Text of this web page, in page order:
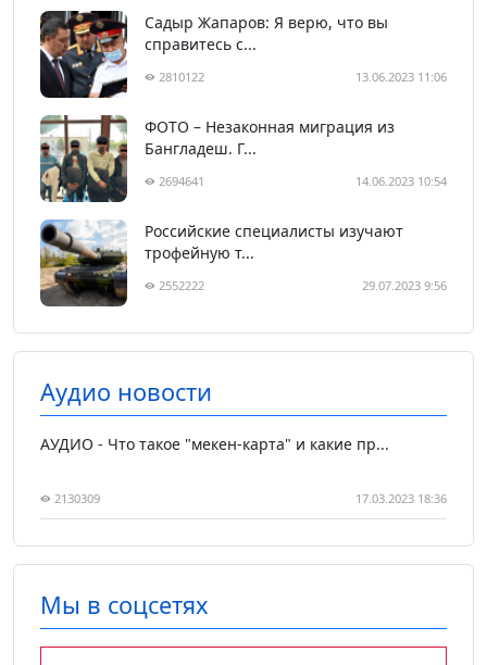
Садыр Жапаров: Я верю, что вы
справитесь с...
2810122 13.06.2023 11:06
ФОТО – Незаконная миграция из
Бангладеш. Г...
2694641 14.06.2023 10:54
Российские специалисты изучают
трофейную т...
2552222 29.07.2023 9:56
Аудио новости
АУДИО - Что такое "мекен-карта" и какие пр...
2130309 17.03.2023 18:36
Мы в соцсетях